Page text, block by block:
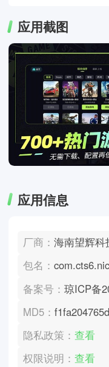
应用截图
应用信息
厂商：海南望辉科
包名：
备案号：琼ICP备
MD5：
隐私政策：查看
权限说明：查看